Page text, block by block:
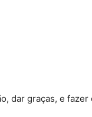
dar graças, e fazer